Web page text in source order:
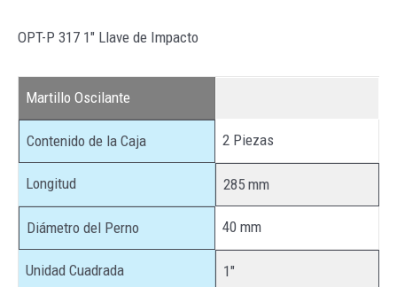
OPT-P 317 1″ Llave de Impacto
Martillo Oscilante
Contenido de la Caja 2 Piezas
Longitud 285 mm
Diámetro del Perno 40 mm
Unidad Cuadrada 1″